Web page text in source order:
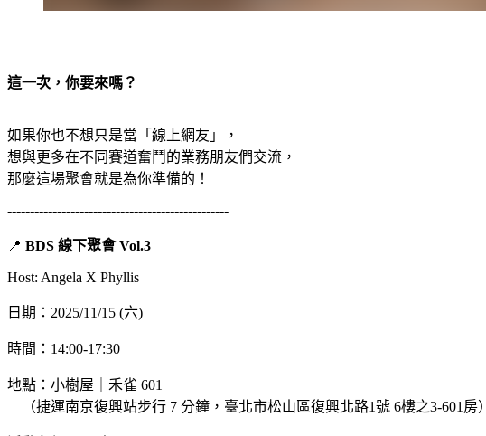
這一次，你要來嗎？
如果你也不想只是當「線上網友」，
想與更多在不同賽道奮鬥的業務朋友們交流，
那麼這場聚會就是為你準備的！
-------------------------------------------------
📍 BDS 線下聚會 Vol.3
Host: Angela X Phyllis
日期：2025/11/15 (六)
時間：14:00-17:30
地點：小樹屋｜禾雀 601
（捷運南京復興站步行 7 分鐘，臺北市松山區復興北路1號 6樓之3-601房）